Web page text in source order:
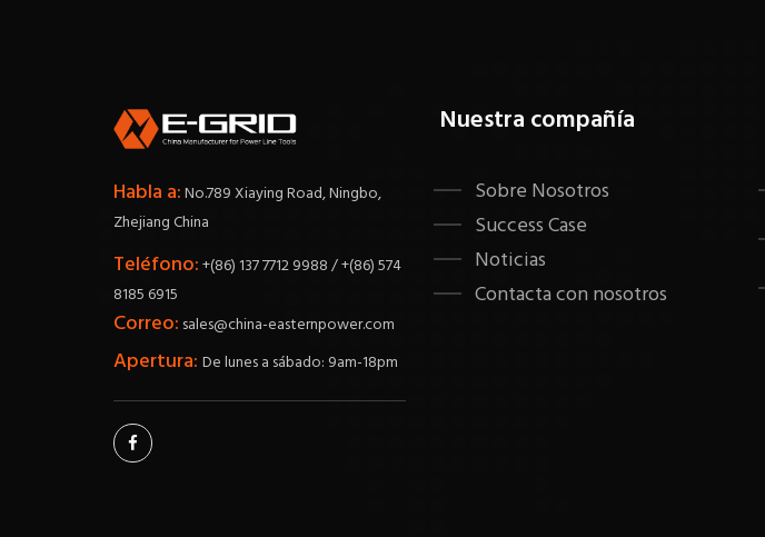
Habla a:No.789 Xiaying Road, Ningbo,
Zhejiang China
Teléfono:+(86) 137 7712 9988 / +(86) 574
8185 6915
Correo: sales@china-easternpower.com
Apertura: De lunes a sábado: 9am-18pm
Nuestra compañía
Sobre Nosotros
Success Case
Noticias
Contacta con nosotros